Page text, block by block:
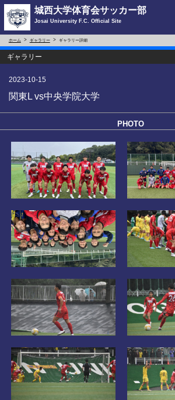
城西大学体育会サッカー部
Josai University F.C. Official Site
ホーム ギャラリー ギャラリー詳細
ギャラリー
2023-10-15
関東L vs中央学院大学
PHOTO